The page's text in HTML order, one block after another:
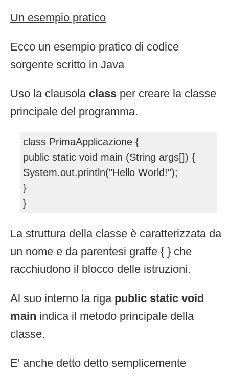
Un esempio pratico
Ecco un esempio pratico di codice
sorgente scritto in Java
Uso la clausola class per creare la classe
principale del programma.
class PrimaApplicazione {
public static void main (String args[]) {
System.out.println("Hello World!");
}
}
La struttura della classe è caratterizzata da
un nome e da parentesi graffe { } che
racchiudono il blocco delle istruzioni.
Al suo interno la riga public static void
main indica il metodo principale della
classe.
E' anche detto detto semplicemente